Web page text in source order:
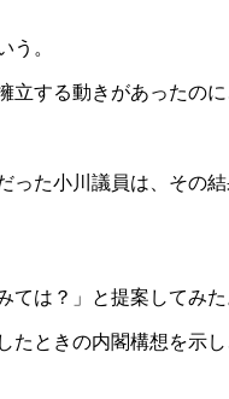
う。
する動きがあったの
た小川議員は、その
は？」と提案してみた
ときの内閣構想を示